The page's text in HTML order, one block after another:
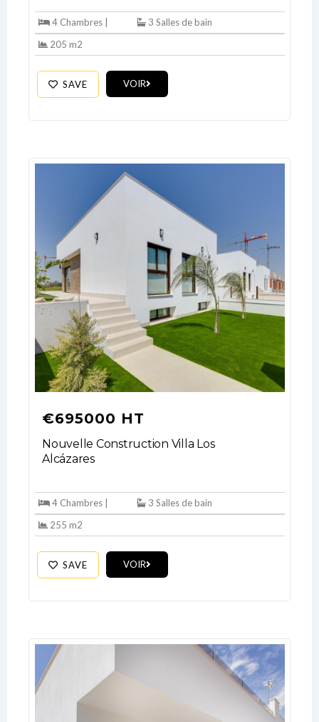
4 Chambres |
3 Salles de bain
205 m2
SAVE VOIR
€695000 HT
Nouvelle Construction Villa Los
Alcázares
4 Chambres |
3 Salles de bain
255 m2
SAVE VOIR
Don't have an account?
Password
your administrator.